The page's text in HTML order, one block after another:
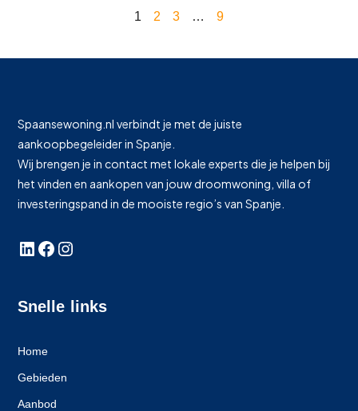
1 2 3 … 9
Spaansewoning.nl verbindt je met de juiste
aankoopbegeleider in Spanje.
Wij brengen je in contact met lokale experts die je helpen bij
het vinden en aankopen van jouw droomwoning, villa of
investeringspand in de mooiste regio’s van Spanje.
Snelle links
Home
Gebieden
Aanbod